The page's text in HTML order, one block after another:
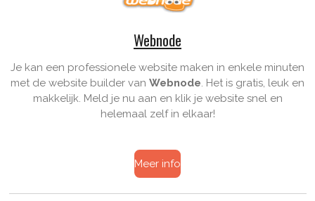
Webnode
Je kan een professionele website maken in enkele minuten
met de website builder van Webnode. Het is gratis, leuk en
makkelijk. Meld je nu aan en klik je website snel en
helemaal zelf in elkaar!
Meer info